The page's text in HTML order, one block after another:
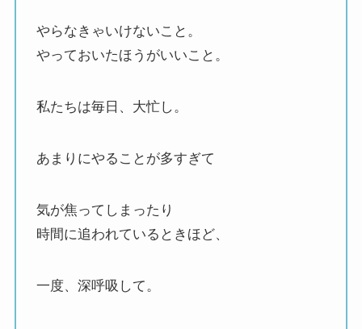
やらなきゃいけないこと。
やっておいたほうがいいこと。
私たちは毎日、大忙し。
あまりにやることが多すぎて
気が焦ってしまったり
時間に追われているときほど、
一度、深呼吸して。